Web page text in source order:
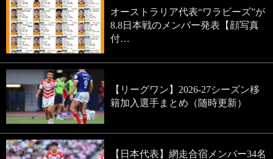
オーストラリア代表“ワラビーズ”が
8.8日本戦のメンバー発表【顔写真
付…
【リーグワン】2026-27シーズン移
籍加入選手まとめ（随時更新）
【日本代表】網走合宿メンバー34名